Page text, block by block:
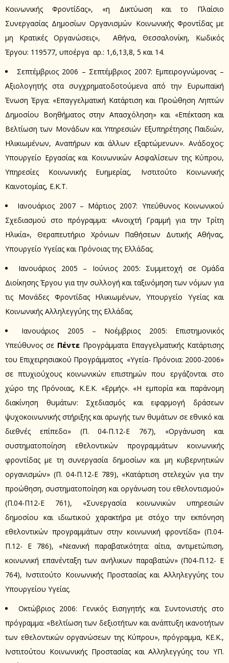
Κοινωνικής Φροντίδας», «η Δικτύωση και το Πλαίσιο
Συνεργασίας Δημοσίων Οργανισμών Κοινωνικής Φροντίδας με
μη Κρατικές Οργανώσεις», Αθήνα, Θεσσαλονίκη, Κωδικός
Έργου: 119577, υποέργα αρ.: 1,6,13,8, 5 και 14.
Σεπτέμβριος 2006 – Σεπτέμβριος 2007: Εμπειρογνώμονας –
Αξιολογητής στα συγχρηματοδοτούμενα από την Ευρωπαϊκή
Ένωση Έργα: «Επαγγελματική Κατάρτιση και Προώθηση Ληπτών
Δημοσίου Βοηθήματος στην Απασχόληση» και «Επέκταση και
Βελτίωση των Μονάδων και Υπηρεσιών Εξυπηρέτησης Παιδιών,
Ηλικιωμένων, Αναπήρων και άλλων εξαρτώμενων». Ανάδοχος:
Υπουργείο Εργασίας και Κοινωνικών Ασφαλίσεων της Κύπρου,
Υπηρεσίες Κοινωνικής Ευημερίας, Ινστιτούτο Κοινωνικής
Καινοτομίας, Ε.Κ.Τ.
Ιανουάριος 2007 – Μάρτιος 2007: Υπεύθυνος Κοινωνικού
Σχεδιασμού στο πρόγραμμα: «Ανοιχτή Γραμμή για την Τρίτη
Ηλικία», Θεραπευτήριο Χρόνιων Παθήσεων Δυτικής Αθήνας,
Υπουργείο Υγείας και Πρόνοιας της Ελλάδας.
Ιανουάριος 2005 – Ιούνιος 2005: Συμμετοχή σε Ομάδα
Διοίκησης Έργου για την συλλογή και ταξινόμηση των νόμων για
τις Μονάδες Φροντίδας Ηλικιωμένων, Υπουργείο Υγείας και
Κοινωνικής Αλληλεγγύης της Ελλάδας.
Ιανουάριος 2005 – Νοέμβριος 2005: Επιστημονικός
Υπεύθυνος σε Πέντε Προγράμματα Επαγγελματικής Κατάρτισης
του Επιχειρησιακού Προγράμματος «Υγεία- Πρόνοια: 2000-2006»
σε πτυχιούχους κοινωνικών επιστημών που εργάζονται στο
χώρο της Πρόνοιας, Κ.Ε.Κ. «Ερμής». «Η εμπορία και παράνομη
διακίνηση θυμάτων: Σχεδιασμός και εφαρμογή δράσεων
ψυχοκοινωνικής στήριξης και αρωγής των θυμάτων σε εθνικό και
διεθνές επίπεδο» (Π. 04-Π.12-Ε 767), «Οργάνωση και
συστηματοποίηση εθελοντικών προγραμμάτων κοινωνικής
φροντίδας με τη συνεργασία δημοσίων και μη κυβερνητικών
οργανισμών» (Π. 04-Π.12-Ε 789), «Κατάρτιση στελεχών για την
προώθηση, συστηματοποίηση και οργάνωση του εθελοντισμού»
(Π.04-Π12-Ε 761), «Συνεργασία κοινωνικών υπηρεσιών
δημοσίου και ιδιωτικού χαρακτήρα με στόχο την εκπόνηση
εθελοντικών προγραμμάτων στην κοινωνική φροντίδα» (Π.04-
Π.12- Ε 786), «Νεανική παραβατικότητα: αίτια, αντιμετώπιση,
κοινωνική επανένταξη των ανήλικων παραβατών» (Π04-Π.12- Ε
764), Ινστιτούτο Κοινωνικής Προστασίας και Αλληλεγγύης του
Υπουργείου Υγείας.
Οκτώβριος 2006: Γενικός Εισηγητής και Συντονιστής στο
πρόγραμμα: «Βελτίωση των δεξιοτήτων και ανάπτυξη ικανοτήτων
των εθελοντικών οργανώσεων της Κύπρου», πρόγραμμα, KE.K.,
Ινστιτούτου Κοινωνικής Προστασίας και Αλληλεγγύης του ΥΠ.